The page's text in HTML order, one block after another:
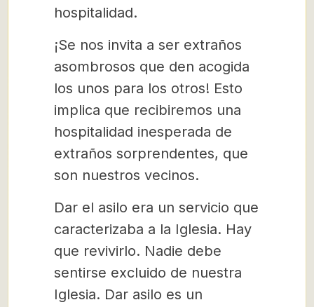
hospitalidad.
¡Se nos invita a ser extraños
asombrosos que den acogida
los unos para los otros! Esto
implica que recibiremos una
hospitalidad inesperada de
extraños sorprendentes, que
son nuestros vecinos.
Dar el asilo era un servicio que
caracterizaba a la Iglesia. Hay
que revivirlo. Nadie debe
sentirse excluido de nuestra
Iglesia. Dar asilo es un